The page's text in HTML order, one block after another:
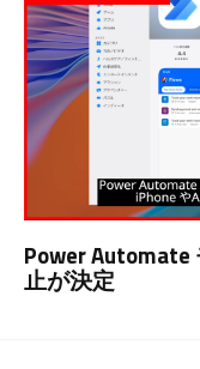
Power
止が決定